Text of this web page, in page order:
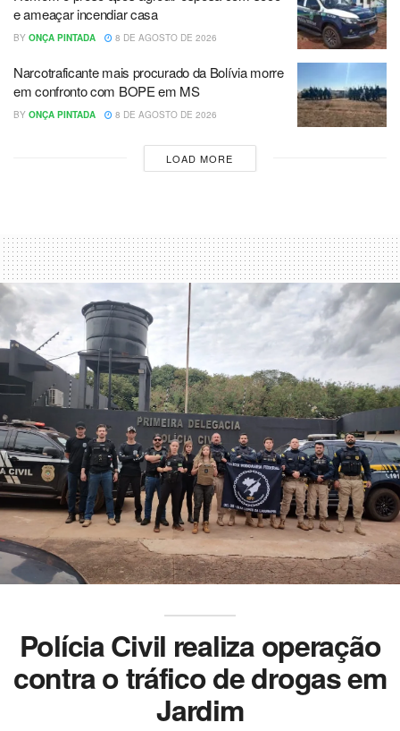
e ameaçar incendiar casa
BY ONÇA PINTADA 8 DE AGOSTO DE 2026
Narcotraficante mais procurado da Bolívia morre
em confronto com BOPE em MS
BY ONÇA PINTADA 8 DE AGOSTO DE 2026
LOAD MORE
Polícia Civil realiza operação
contra o tráfico de drogas em
Jardim